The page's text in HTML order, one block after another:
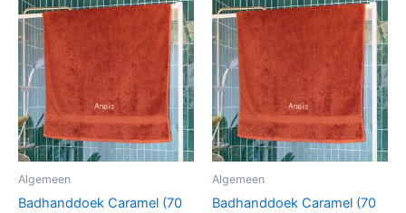
Algemeen
Badhanddoek Caramel (70
Algemeen
Badhanddoek Caramel (70